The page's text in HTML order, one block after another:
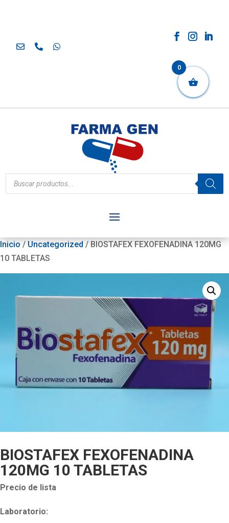
Búsqueda
de
productos
Inicio / Uncategorized / BIOSTAFEX FEXOFENADINA 120MG
10 TABLETAS
BIOSTAFEX FEXOFENADINA
120MG 10 TABLETAS
Precio de lista
Laboratorio:
0